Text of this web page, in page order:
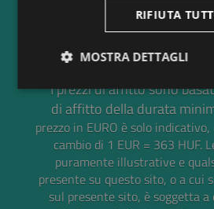
* I prezzi di affitto sono
di affitto della durata
prezzo in EURO è solo
cambio di 1 EUR = 363 HUF.
puramente illustrative e
presente su questo sito, o a cui
sul presente sito, è soggetta
RIFIUTA
MOSTRA DETTAGLI